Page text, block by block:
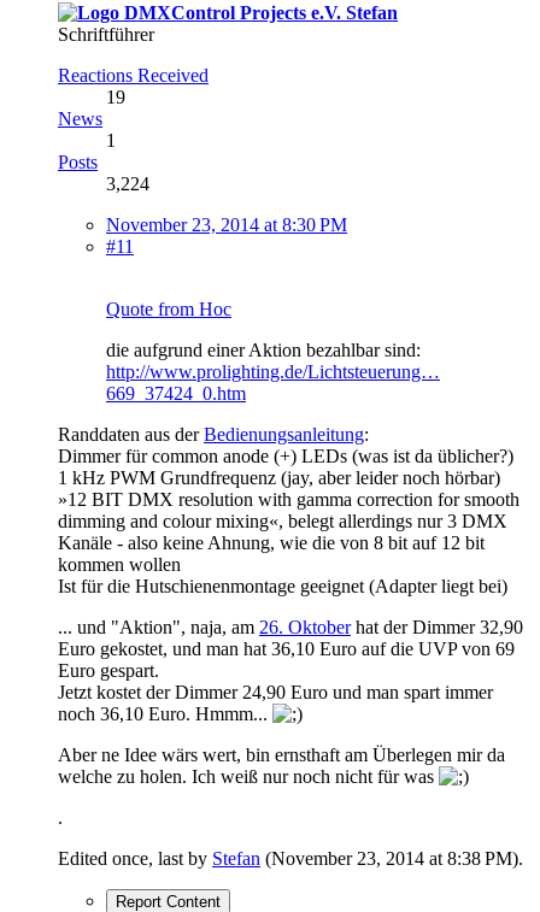
Stefan
Schriftführer
Reactions Received
19
News
1
Posts
3,224
November 23, 2014 at 8:30 PM
#11
Quote from Hoc
die aufgrund einer Aktion bezahlbar sind:
http://www.prolighting.de/Lichtsteuerung…
669_37424_0.htm
Randdaten aus derBedienungsanleitung:
Dimmer für common anode (+) LEDs (was ist da üblicher?)
1 kHz PWM Grundfrequenz (jay, aber leider noch hörbar)
»12 BIT DMX resolution with gamma correction for smooth
dimming and colour mixing«, belegt allerdings nur 3 DMX
Kanäle - also keine Ahnung, wie die von 8 bit auf 12 bit
kommen wollen
Ist für die Hutschienenmontage geeignet (Adapter liegt bei)
... und "Aktion", naja, am 26. Oktoberhat der Dimmer 32,90
Euro gekostet, und man hat 36,10 Euro auf die UVP von 69
Euro gespart.
Jetzt kostet der Dimmer 24,90 Euro und man spart immer
noch 36,10 Euro. Hmmm...
Aber ne Idee wärs wert, bin ernsthaft am Überlegen mir da
welche zu holen. Ich weiß nur noch nicht für was
.
Edited once, last by Stefan (November 23, 2014 at 8:38 PM).
Report Content